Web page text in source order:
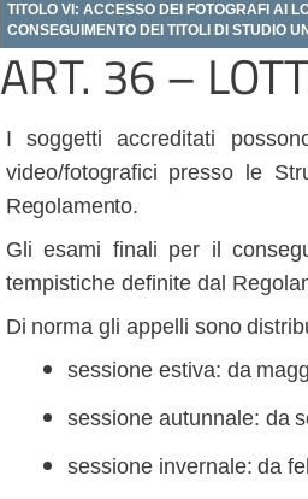
TITOLO VI: ACCESSO DEI FOTOGRAFI AI
CONSEGUIMENTO DEI TITOLI DI STUDIO
ART. 36 –
I soggetti accreditati
video/fotografici presso le
Regolamento.
Gli esami finali per il
tempistiche definite dal
Di norma gli appelli sono
sessione estiva: da
sessione autunnale: da
sessione invernale: da